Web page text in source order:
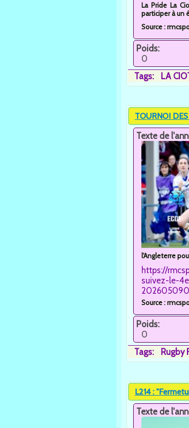
La Pride La
participer à un
Source :
Poids:
0
Tags:
LA
TOURNOI
Texte de
l'Angleterre
https://
suivez-le-
Source :
Poids:
0
Tags:
Rugby
L214 :
Texte de